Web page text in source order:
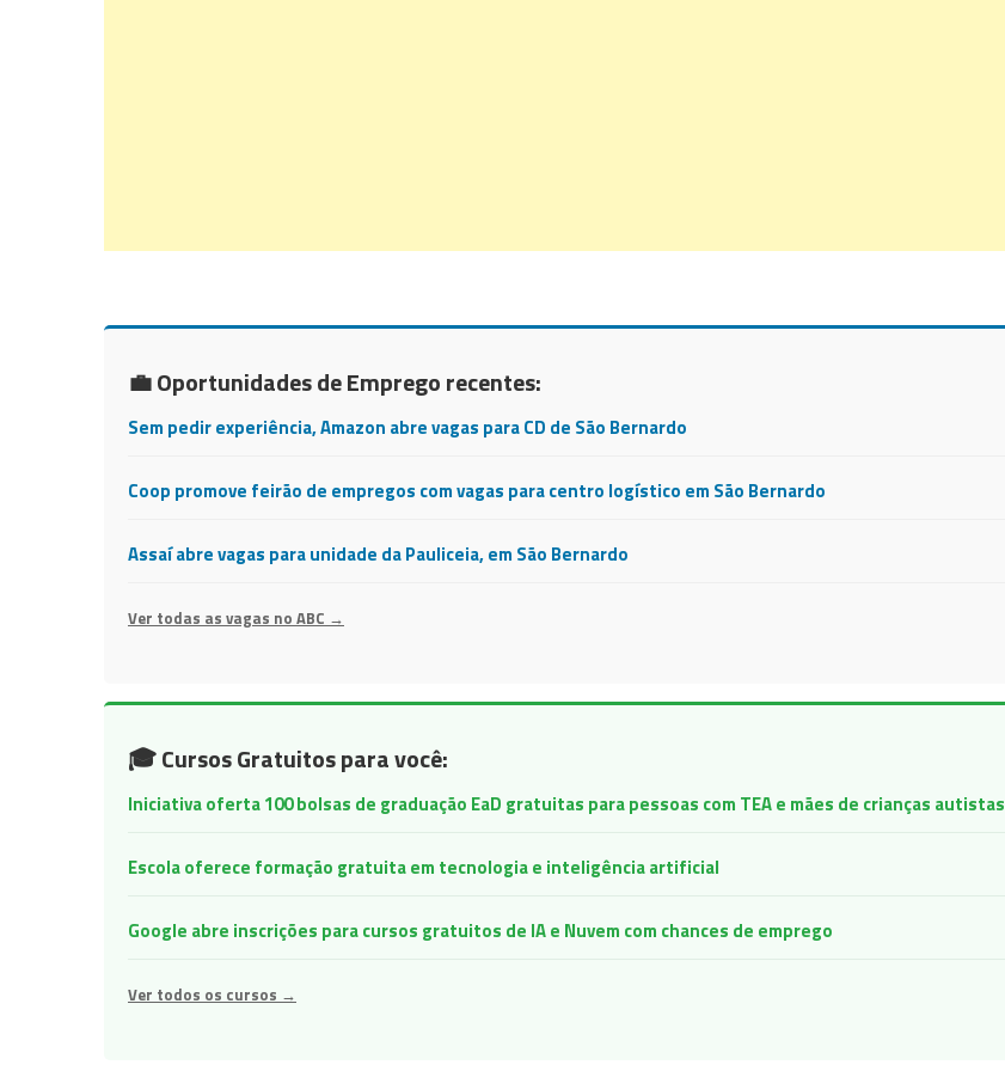
💼 Oportunidades de Emprego recentes:
Sem pedir experiência, Amazon abre vagas para CD de São Bernardo
Coop promove feirão de empregos com vagas para centro logístico em São Bernardo
Assaí abre vagas para unidade da Pauliceia, em São Bernardo
Ver todas as vagas no ABC →
🎓 Cursos Gratuitos para você:
Iniciativa oferta 100 bolsas de graduação EaD gratuitas para pessoas com TEA e mães de crianças autistas
Escola oferece formação gratuita em tecnologia e inteligência artificial
Google abre inscrições para cursos gratuitos de IA e Nuvem com chances de emprego
Ver todos os cursos →